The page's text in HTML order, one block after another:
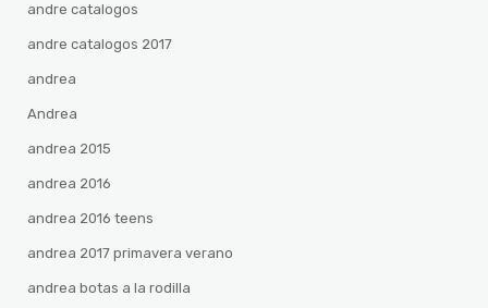
andre catalogos
andre catalogos 2017
andrea
Andrea
andrea 2015
andrea 2016
andrea 2016 teens
andrea 2017 primavera verano
andrea botas a la rodilla